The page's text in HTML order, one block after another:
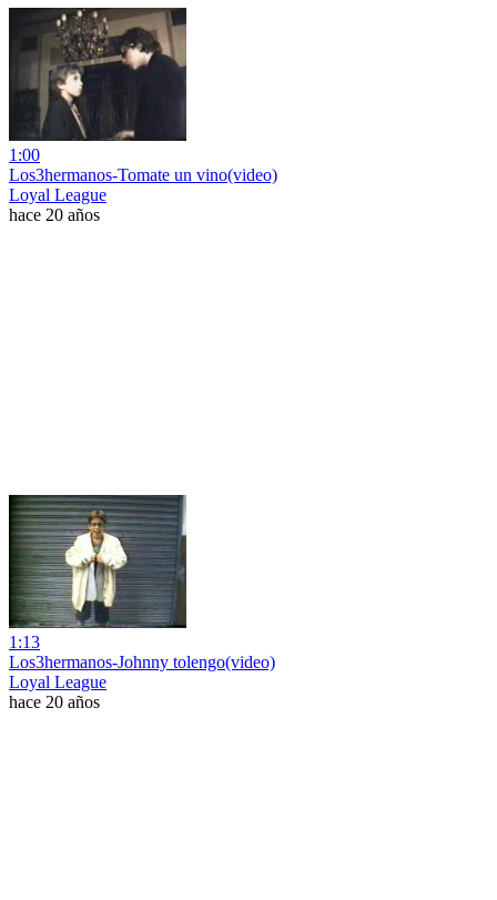
1:00
Los3hermanos-Tomate un vino(video)
Loyal League
hace 20 años
1:13
Los3hermanos-Johnny tolengo(video)
Loyal League
hace 20 años